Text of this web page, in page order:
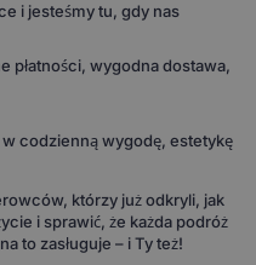
i jesteśmy tu, gdy nas
płatności, wygodna dostawa,
codzienną wygodę, estetykę
którzy już odkryli, jak
i sprawić, że każda podróż
to zasługuje – i Ty też!